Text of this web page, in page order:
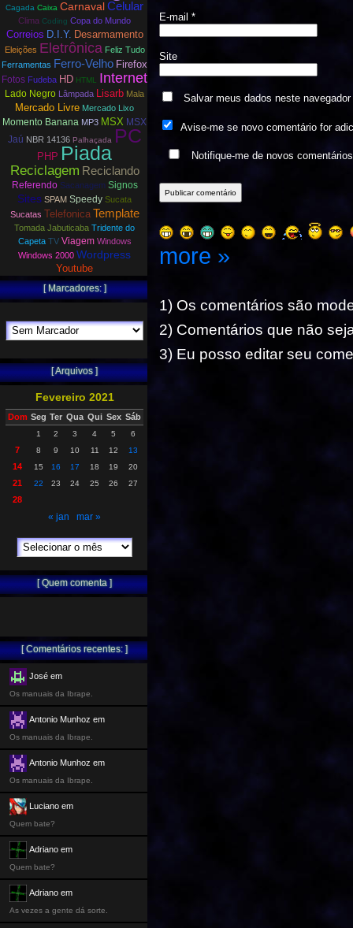
E-mail*
Site
Salvar meus dados neste
Avise-me se novo comentário for
Notifique-me de novos
more »
1) Os comentários são
2) Comentários que não
3) Eu posso editar seu
Cagada Caixa CarnavalCelular
Clima Coding Copa do Mundo
Correios D.I.Y. Desarmamento
Eleições Eletrônica Feliz Tudo
Ferramentas Ferro-Velho Firefox
Fotos Fudeba HD HTML Internet
Lado Negro Lâmpada Lisarb Mala
Mercado Livre Mercado Lixo
Momento Banana MP3 MSX MSX
Jaú NBR 14136 Palhaçada PC
PHP Piada
Reciclagem Reciclando
Referendo Sacanagem Signos
Sites SPAM Speedy Sucata
Sucatas Telefonica Template
Tomada Jabuticaba Tridente do
Capeta TV Viagem Windows
Windows 2000 Wordpress
Youtube
[ Marcadores: ]
[ Arquivos ]
Fevereiro 2021
Dom Seg Ter Qua Qui Sex Sáb
1 2 3 4 5 6
7 8 9 10 11 12 13
14 15 16 17 18 19 20
21 22 23 24 25 26 27
28
« jan mar »
[ Quem comenta ]
[ Comentários recentes: ]
José em
Os manuais da Ibrape.
Antonio Munhoz em
Os manuais da Ibrape.
Antonio Munhoz em
Os manuais da Ibrape.
Luciano em
Quem bate?
Adriano em
Quem bate?
Adriano em
As vezes a gente dá sorte.